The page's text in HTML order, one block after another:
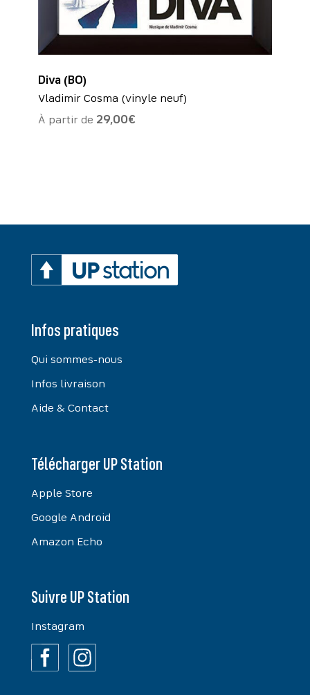
Diva (BO)
Vladimir Cosma (vinyle neuf)
À partir de 29,00€
Infos pratiques
Qui sommes-nous
Infos livraison
Aide & Contact
Télécharger UP Station
Apple Store
Google Android
Amazon Echo
Suivre UP Station
Instagram